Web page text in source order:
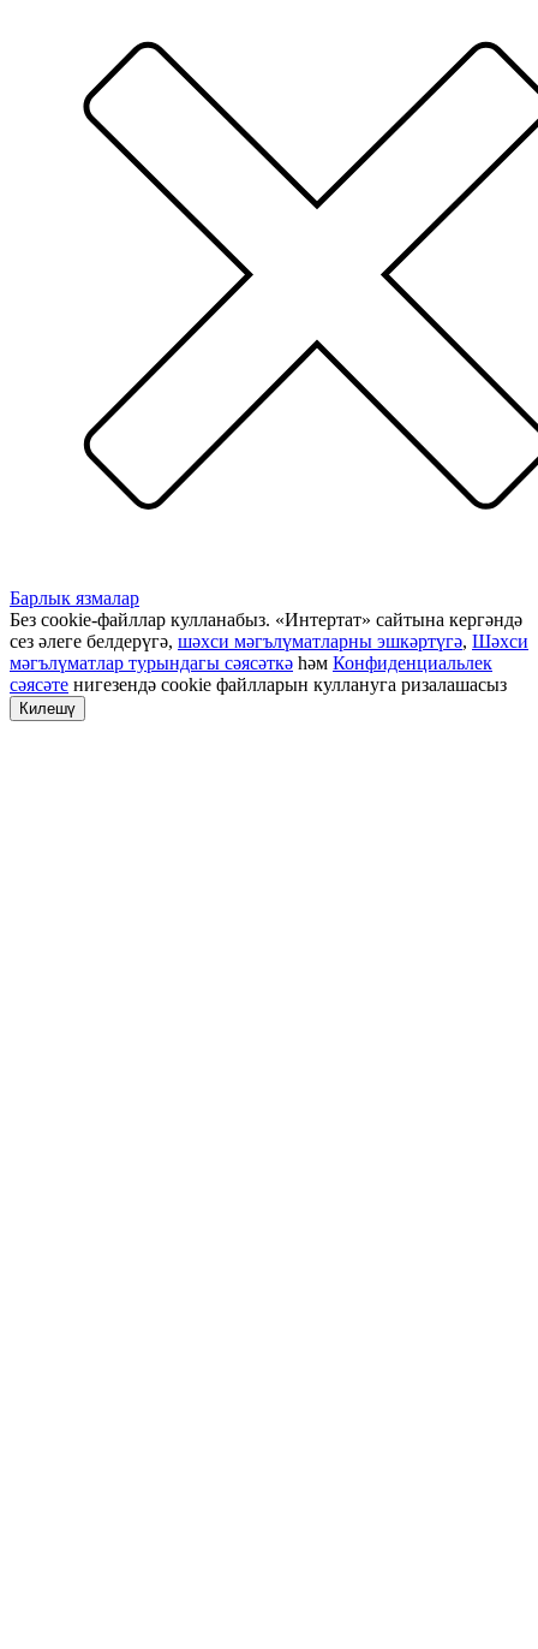
Барлык язмалар
Без cookie-файллар кулланабыз. «Интертат» сайтына кергәндә
сез әлеге белдерүгә, шәхси мәгълүматларны эшкәртүгә, Шәхси
мәгълүматлар турындагы сәясәткә һәм Конфиденциальлек
сәясәте нигезендә cookie файлларын куллануга ризалашасыз
Килешү